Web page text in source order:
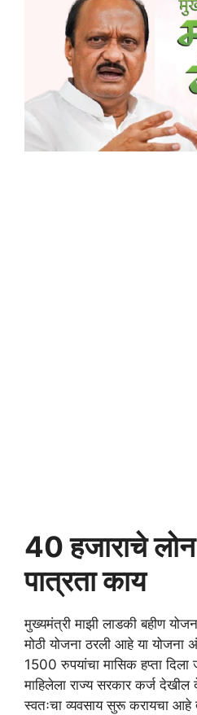
40 हजाराचे लोन
पात्रता काय
मुख्यमंत्री माझी लाडकी बहीण
मोठी योजना ठरली आहे या योजना
1500 रुपयांचा मासिक हप्ता
माहिलेला राज्य सरकार कर्ज देखील
स्वतःचा व्यवसाय सुरू करायचा आहे